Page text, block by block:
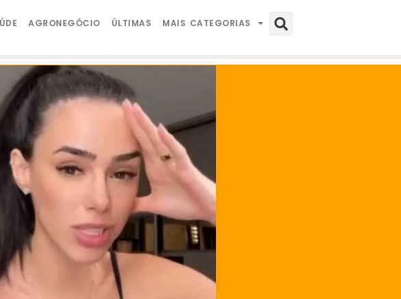
AGRONEGÓCIO ÚLTIMAS MAIS CATEGORIAS